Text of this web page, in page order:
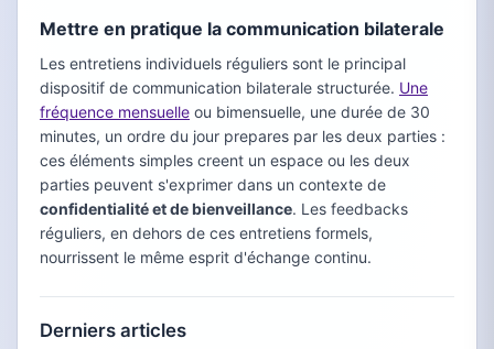
Mettre en pratique la communication bilaterale
Les entretiens individuels réguliers sont le principal
dispositif de communication bilaterale structurée. Une
fréquence mensuelle ou bimensuelle, une durée de 30
minutes, un ordre du jour prepares par les deux parties :
ces éléments simples creent un espace ou les deux
parties peuvent s'exprimer dans un contexte de
confidentialité et de bienveillance. Les feedbacks
réguliers, en dehors de ces entretiens formels,
nourrissent le même esprit d'échange continu.
Derniers articles